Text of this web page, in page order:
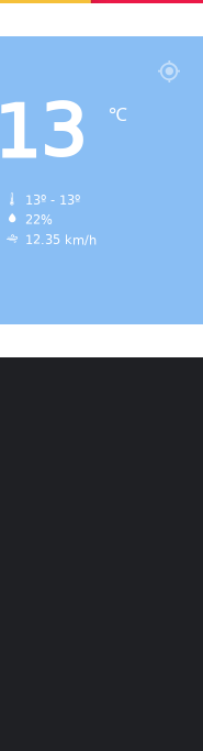
13 ℃
13º - 13º
22%
12.35 km/h